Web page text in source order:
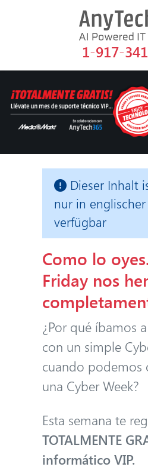
1-917-
Dieser Inhalt
nur in englischer
verfügbar
Como lo
Friday nos
¿Por qué íbamos
con un simple
cuando podemos
una Cyber Week?
Esta semana te
TOTALMENTE
informático VIP.